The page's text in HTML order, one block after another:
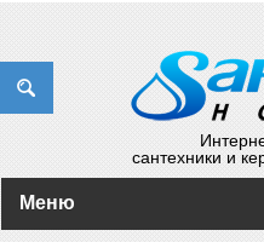
сантехники и
Меню